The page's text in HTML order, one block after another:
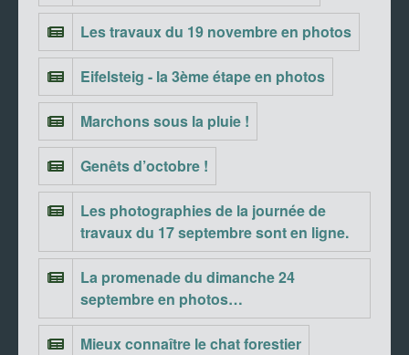
Les travaux du 19 novembre en photos
Eifelsteig - la 3ème étape en photos
Marchons sous la pluie !
Genêts d’octobre !
Les photographies de la journée de
travaux du 17 septembre sont en ligne.
La promenade du dimanche 24
septembre en photos…
Mieux connaître le chat forestier